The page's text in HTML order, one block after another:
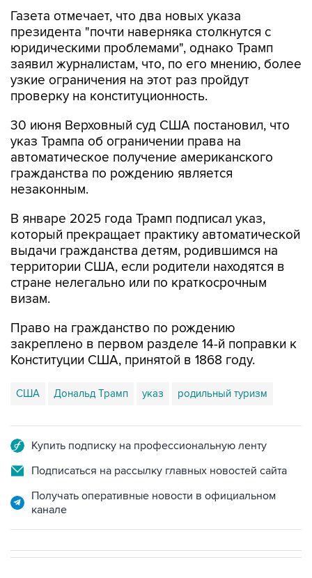
юридическими проблемами", однако Трамп
заявил журналистам, что, по его мнению, более
узкие ограничения на этот раз пройдут
проверку на конституционность.
30 июня Верховный суд США постановил, что
автоматическое получение американского
гражданства по рождению является
незаконным.
В январе 2025 года Трамп подписал указ,
выдачи гражданства детям, родившимся на
территории США, если родители находятся в
стране нелегально или по краткосрочным
визам.
Право на гражданство по рождению
Конституции США, принятой в 1868 году.
США Дональд Трамп указ родильный туризм
Подписаться на рассылку главных новостей сайта
Получать оперативные новости в официальном